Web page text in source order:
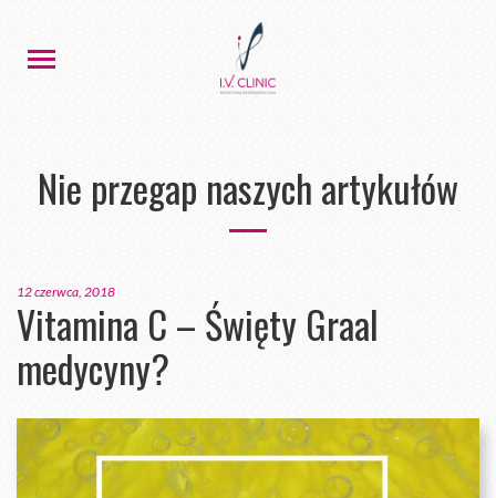
Nie przegap naszych artykułów
12 czerwca, 2018
Vitamina C – Święty Graal
medycyny?